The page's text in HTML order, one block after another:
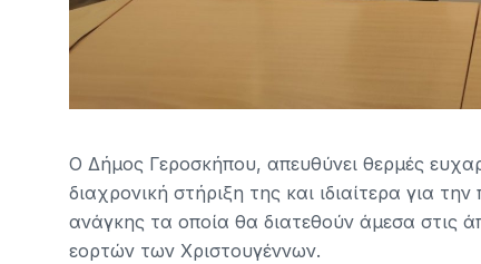
Ο Δήμος Γεροσκήπου, απευθύνει θερμές
διαχρονική στήριξη της και ιδιαίτερα για
ανάγκης τα οποία θα διατεθούν άμεσα στις
εορτών των Χριστουγέννων.